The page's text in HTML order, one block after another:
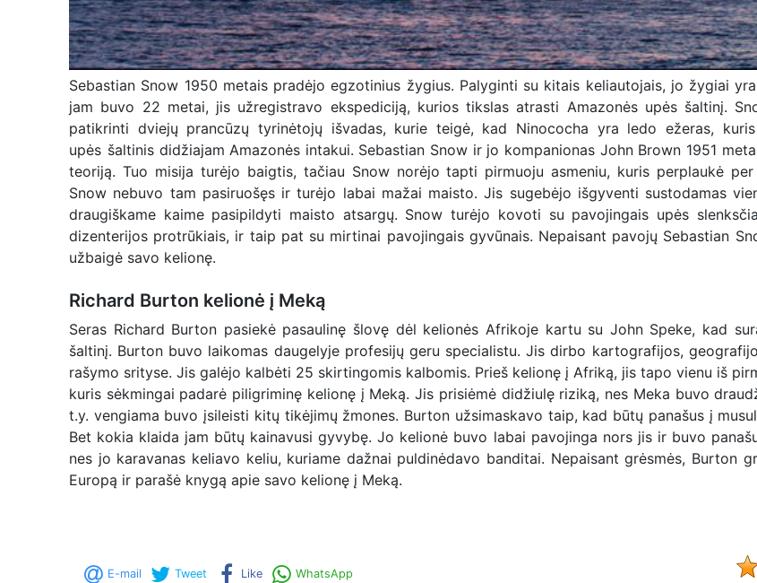
Sebastian Snow 1950 metais pradėjo egzotinius žygius. Palyginti su kitais keliautojais, jo žygiai
jam buvo 22 metai, jis užregistravo ekspediciją, kurios tikslas atrasti Amazonės upės šaltinį.
patikrinti dviejų prancūzų tyrinėtojų išvadas, kurie teigė, kad Ninococha yra ledo ežeras,
upės šaltinis didžiajam Amazonės intakui. Sebastian Snow ir jo kompanionas John Brown 1951
teoriją. Tuo misija turėjo baigtis, tačiau Snow norėjo tapti pirmuoju asmeniu, kuris perplaukė per
Snow nebuvo tam pasiruošęs ir turėjo labai mažai maisto. Jis sugebėjo išgyventi sustodamas
draugiškame kaime pasipildyti maisto atsargų. Snow turėjo kovoti su pavojingais upės
dizenterijos protrūkiais, ir taip pat su mirtinai pavojingais gyvūnais. Nepaisant pavojų Sebastian
užbaigė savo kelionę.
Richard Burton kelionė į Meką
Seras Richard Burton pasiekė pasaulinę šlovę dėl kelionės Afrikoje kartu su John Speke, kad
šaltinį. Burton buvo laikomas daugelyje profesijų geru specialistu. Jis dirbo kartografijos,
rašymo srityse. Jis galėjo kalbėti 25 skirtingomis kalbomis. Prieš kelionę į Afriką, jis tapo vienu iš
kuris sėkmingai padarė piligriminę kelionę į Meką. Jis prisiėmė didžiulę riziką, nes Meka buvo
t.y. vengiama buvo įsileisti kitų tikėjimų žmones. Burton užsimaskavo taip, kad būtų panašus į
Bet kokia klaida jam būtų kainavusi gyvybę. Jo kelionė buvo labai pavojinga nors jis ir buvo
nes jo karavanas keliavo keliu, kuriame dažnai puldinėdavo banditai. Nepaisant grėsmės, Burton
Europą ir parašė knygą apie savo kelionę į Meką.
E-mail Tweet Like WhatsApp